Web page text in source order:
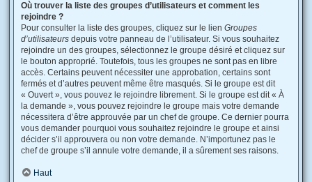
Où trouver la liste des groupes d’utilisateurs et comment les
rejoindre ?
Pour consulter la liste des groupes, cliquez sur le lien Groupes
d’utilisateurs depuis votre panneau de l’utilisateur. Si vous souhaitez
rejoindre un des groupes, sélectionnez le groupe désiré et cliquez sur
le bouton approprié. Toutefois, tous les groupes ne sont pas en libre
accès. Certains peuvent nécessiter une approbation, certains sont
fermés et d’autres peuvent même être masqués. Si le groupe est dit
« Ouvert », vous pouvez le rejoindre librement. Si le groupe est dit « À
la demande », vous pouvez rejoindre le groupe mais votre demande
nécessitera d’être approuvée par un chef de groupe. Ce dernier pourra
vous demander pourquoi vous souhaitez rejoindre le groupe et ainsi
décider s’il approuvera ou non votre demande. N’importunez pas le
chef de groupe s’il annule votre demande, il a sûrement ses raisons.
Haut